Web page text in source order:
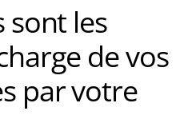
sont les
de vos
par votre